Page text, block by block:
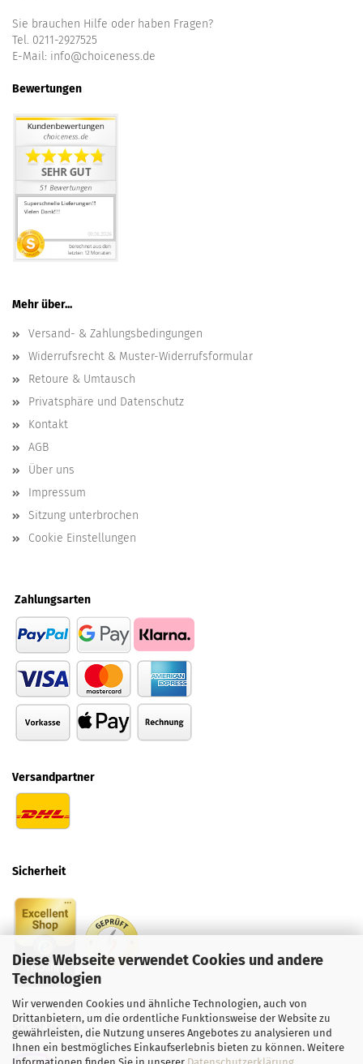
Diese Webseite verwendet Cookies und andere
Technologien
Wir verwenden Cookies und ähnliche Technologien, auch von
Drittanbietern, um die ordentliche Funktionsweise der Website zu
gewährleisten, die Nutzung unseres Angebotes zu analysieren und
Ihnen ein bestmögliches Einkaufserlebnis bieten zu können. Weitere
Informationen finden Sie in unserer Datenschutzerklärung
Sie brauchen Hilfe oder haben Fragen?
Tel. 0211-2927525
E-Mail: info@choiceness.de
Bewertungen
Mehr über...
Versand- & Zahlungsbedingungen
Widerrufsrecht & Muster-Widerrufsformular
Retoure & Umtausch
Privatsphäre und Datenschutz
Kontakt
AGB
Über uns
Impressum
Sitzung unterbrochen
Cookie Einstellungen
Zahlungsarten
Versandpartner
Sicherheit
Social Media